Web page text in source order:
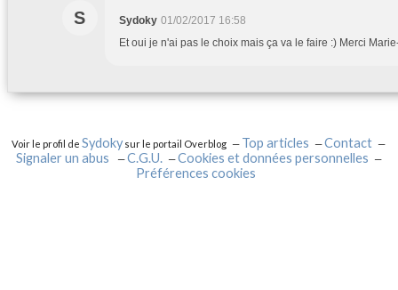
S Sydoky 01/02/2017 16:58
Et oui je n'ai pas le choix mais ça va le faire :) Merci
Voir le profil deSydokysur le portail Overblog Top articles
Contact
Signaler un abus
C.G.U.
Cookies et données personnelles
Préférences cookies